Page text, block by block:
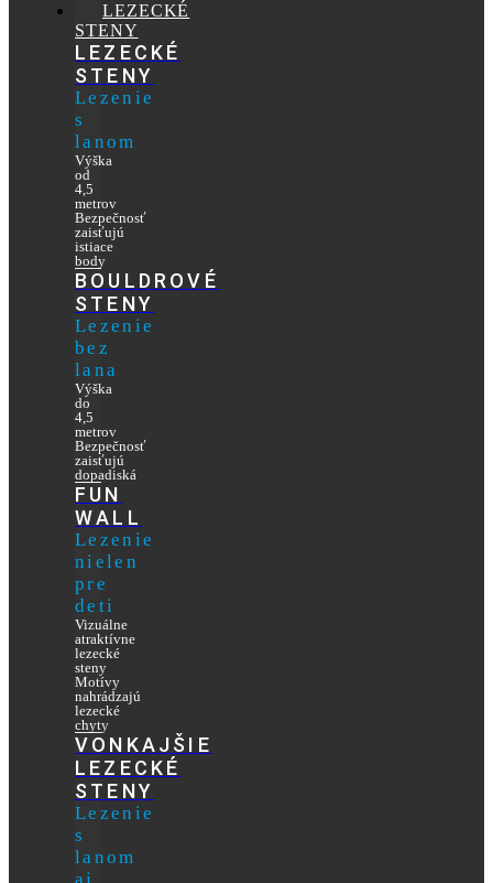
LEZECKÉ
STENY
LEZECKÉ
STENY
Lezenie
s
lanom
Výška
od
4,5
metrov
Bezpečnosť
zaisťujú
istiace
body
BOULDROVÉ
STENY
Lezenie
bez
lana
Výška
do
4,5
metrov
Bezpečnosť
zaisťujú
dopadiská
FUN
WALL
Lezenie
nielen
pre
deti
Vizuálne
atraktívne
lezecké
steny
Motívy
nahrádzajú
lezecké
chyty
VONKAJŠIE
LEZECKÉ
STENY
Lezenie
s
lanom